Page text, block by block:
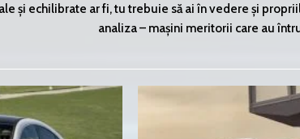
și echilibrate ar fi, tu trebuie să ai în vedere și
analiza – mașini meritorii care au